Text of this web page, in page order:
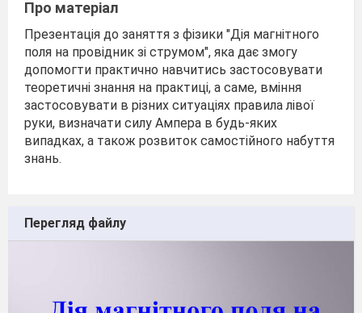
Про матеріал
Презентація до заняття з фізики "Дія магнітного
поля на провідник зі струмом", яка дає змогу
допомогти практично навчитись застосовувати
теоретичні знання на практиці, а саме, вміння
застосовувати в різних ситуаціях правила лівої
руки, визначати силу Ампера в будь-яких
випадках, а також розвиток самостійного набуття
знань.
Перегляд файлу